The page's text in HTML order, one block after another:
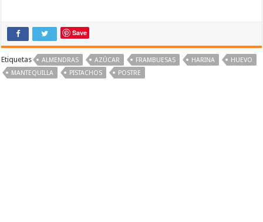
Save
Etiquetas ALMENDRAS AZÚCAR FRAMBUESAS HARINA
HUEVO
MANTEQUILLA
PISTACHOS POSTRE